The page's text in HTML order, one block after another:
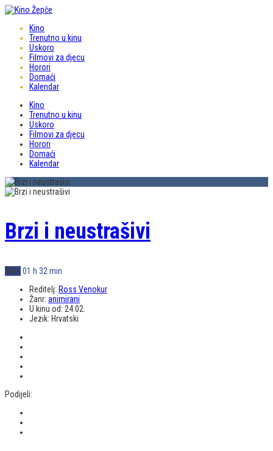
Kino
Trenutno u kinu
Uskoro
Filmovi za djecu
Horori
Domaći
Kalendar
Kino
Trenutno u kinu
Uskoro
Filmovi za djecu
Horori
Domaći
Kalendar
Brzi i neustrašivi
SINK01 h 32 min
Reditelj: Ross Venokur
Žanr: animirani
U kinu od: 24.02.
Jezik: Hrvatski
Podijeli: